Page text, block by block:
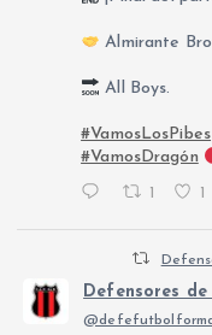
Almirante
All Boys.
#VamosLosPibes
#VamosDragón
Defensores